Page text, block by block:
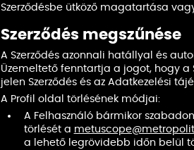
Szerződésbe ütköző magatartása
Szerződés megszűnése
A Szerződés azonnali hatállyal és
Üzemeltető fenntartja a jogot, hogy a
jelen Szerződés és az Adatkezelési
A Profil oldal törlésének módjai:
A Felhasználó bármikor
törlését a
a lehető legrövidebb időn belül